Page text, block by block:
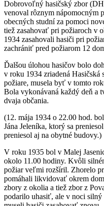
Dobrovoľný hasičský zbor
venoval rôznym nápomocným
obecných studní za pomoci
tiež zasahovať pri požiaroch v
1934 zasahovali hasiči pri
zachrániť pred požiarom 12
Ďalšou úlohou hasičov bolo
v roku 1934 zriadená Hasičská
požiare, musela byť v tomto
Bola vykonávaná každý deň a
dvaja občania.
(12. mája 1934 o 22.00 hod.
Jána Jeleníka, ktorý sa
preniesol aj na obytné budovy.)
V roku 1935 bol v Malej
okolo 11.00 hodiny. Kvôli
požiar veľmi rozšíril. Zhorelo
pomáhali likvidovať okrem
zbory z okolia a tiež zbor z
podarilo uhasiť, ale v noci